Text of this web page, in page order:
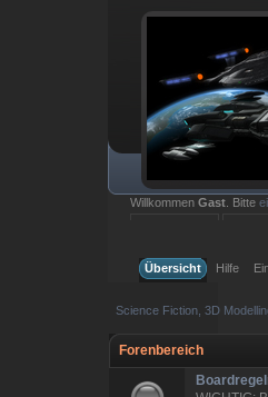
WillkommenGast . Bitte
Übersicht
Hilfe
Science Fiction, 3D
Forenbereich